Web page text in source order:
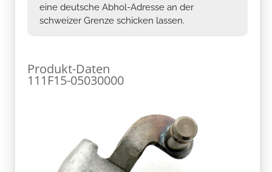
eine deutsche Abhol-Adresse an der
schweizer Grenze schicken lassen.
Produkt-Daten
111F15-05030000